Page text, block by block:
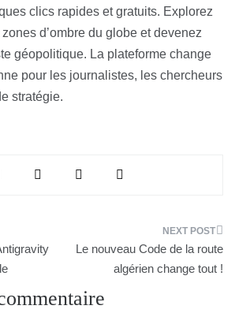
clics rapides et gratuits. Explorez
d’ombre du globe et devenez
géopolitique. La plateforme change
pour les journalistes, les chercheurs
stratégie.
Le nouveau Code de la route
algérien change tout !